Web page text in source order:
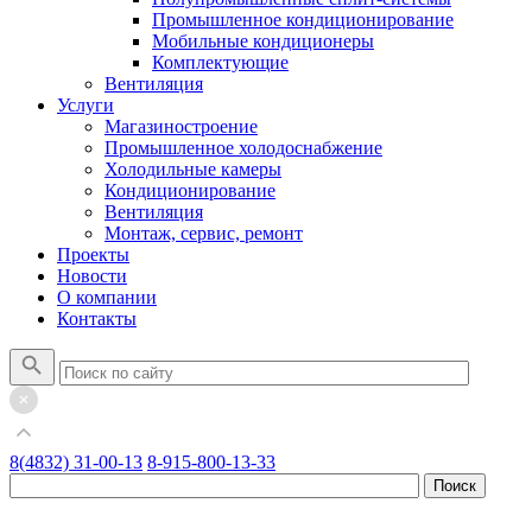
Промышленное кондиционирование
Мобильные кондиционеры
Комплектующие
Вентиляция
Услуги
Магазиностроение
Промышленное холодоснабжение
Холодильные камеры
Кондиционирование
Вентиляция
Монтаж, сервис, ремонт
Проекты
Новости
О компании
Контакты
8(4832) 31-00-13 8-915-800-13-33